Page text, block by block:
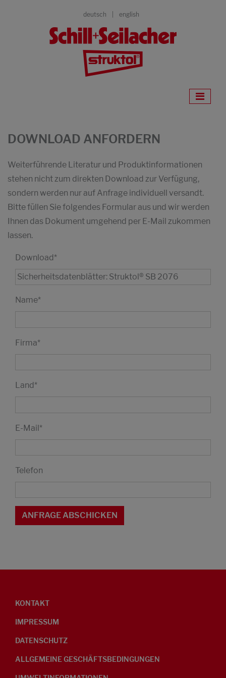
deutsch english
DOWNLOAD ANFORDERN
Weiterführende Literatur und Produktinformationen
stehen nicht zum direkten Download zur Verfügung,
sondern werden nur auf Anfrage individuell versandt.
Bitte füllen Sie folgendes Formular aus und wir werden
Ihnen das Dokument umgehend per E-Mail zukommen
lassen.
Download*
Name*
Firma*
Land*
E-Mail*
Telefon
KONTAKT
IMPRESSUM
DATENSCHUTZ
ALLGEMEINE GESCHÄFTSBEDINGUNGEN